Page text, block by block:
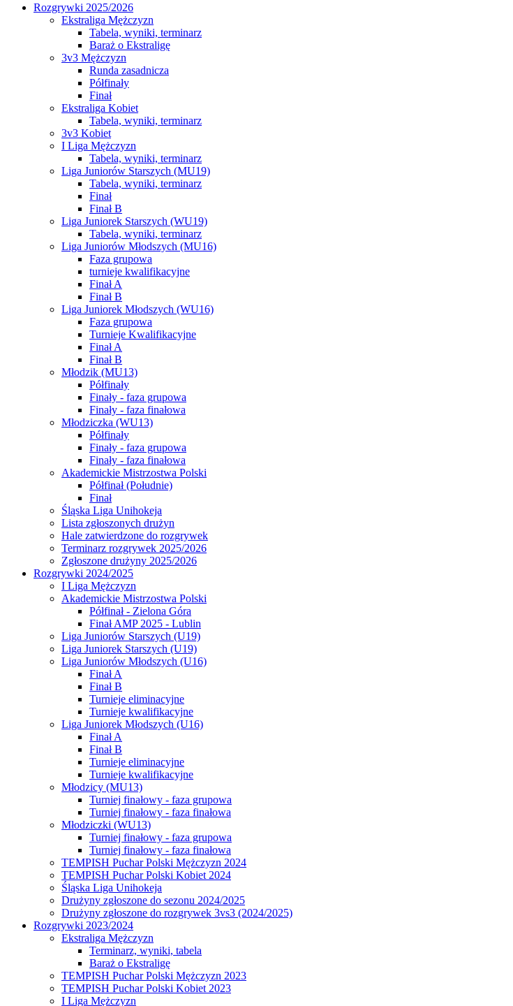
Rozgrywki 2025/2026
Ekstraliga Mężczyzn
Tabela, wyniki, terminarz
Baraż o Ekstraligę
3v3 Mężczyzn
Runda zasadnicza
Półfinały
Finał
Ekstraliga Kobiet
Tabela, wyniki, terminarz
3v3 Kobiet
I Liga Mężczyzn
Tabela, wyniki, terminarz
Liga Juniorów Starszych (MU19)
Tabela, wyniki, terminarz
Finał
Finał B
Liga Juniorek Starszych (WU19)
Tabela, wyniki, terminarz
Liga Juniorów Młodszych (MU16)
Faza grupowa
turnieje kwalifikacyjne
Finał A
Finał B
Liga Juniorek Młodszych (WU16)
Faza grupowa
Turnieje Kwalifikacyjne
Finał A
Finał B
Młodzik (MU13)
Półfinały
Finały - faza grupowa
Finały - faza finałowa
Młodziczka (WU13)
Półfinały
Finały - faza grupowa
Finały - faza finałowa
Akademickie Mistrzostwa Polski
Półfinał (Południe)
Finał
Śląska Liga Unihokeja
Lista zgłoszonych drużyn
Hale zatwierdzone do rozgrywek
Terminarz rozgrywek 2025/2026
Zgłoszone drużyny 2025/2026
Rozgrywki 2024/2025
I Liga Mężczyzn
Akademickie Mistrzostwa Polski
Półfinał - Zielona Góra
Finał AMP 2025 - Lublin
Liga Juniorów Starszych (U19)
Liga Juniorek Starszych (U19)
Liga Juniorów Młodszych (U16)
Finał A
Finał B
Turnieje eliminacyjne
Turnieje kwalifikacyjne
Liga Juniorek Młodszych (U16)
Finał A
Finał B
Turnieje eliminacyjne
Turnieje kwalifikacyjne
Młodzicy (MU13)
Turniej finałowy - faza grupowa
Turniej finałowy - faza finałowa
Młodziczki (WU13)
Turniej finałowy - faza grupowa
Turniej finałowy - faza finałowa
TEMPISH Puchar Polski Mężczyzn 2024
TEMPISH Puchar Polski Kobiet 2024
Śląska Liga Unihokeja
Drużyny zgłoszone do sezonu 2024/2025
Drużyny zgłoszone do rozgrywek 3vs3 (2024/2025)
Rozgrywki 2023/2024
Ekstraliga Mężczyzn
Terminarz, wyniki, tabela
Baraż o Ekstraligę
TEMPISH Puchar Polski Mężczyzn 2023
TEMPISH Puchar Polski Kobiet 2023
I Liga Mężczyzn